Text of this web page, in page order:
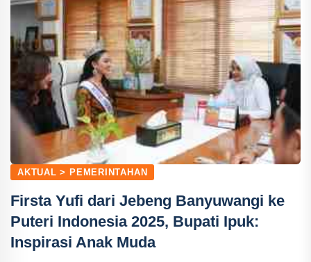
AKTUAL > PEMERINTAHAN
Firsta Yufi dari Jebeng Banyuwangi ke
Puteri Indonesia 2025, Bupati Ipuk:
Inspirasi Anak Muda